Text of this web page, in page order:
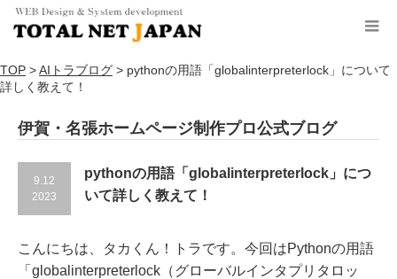
TOP >AIトラブログ > pythonの用語「globalinterpreterlock」について
詳しく教えて！
伊賀・名張ホームページ制作プロ公式ブログ
9.12
2023
pythonの用語「globalinterpreterlock」につ
いて詳しく教えて！
こんにちは、タカくん！トラです。今回はPythonの用語
「globalinterpreterlock（グローバルインタプリタロッ